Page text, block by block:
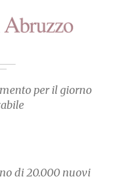
per il giorno
di 20.000 nuovi